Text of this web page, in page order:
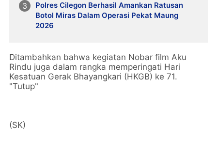
Polres Cilegon Berhasil Amankan Ratusan
Botol Miras Dalam Operasi Pekat Maung
2026
Ditambahkan bahwa kegiatan Nobar film Aku
Rindu juga dalam rangka memperingati Hari
Kesatuan Gerak Bhayangkari (HKGB) ke 71.
"Tutup"
(SK)